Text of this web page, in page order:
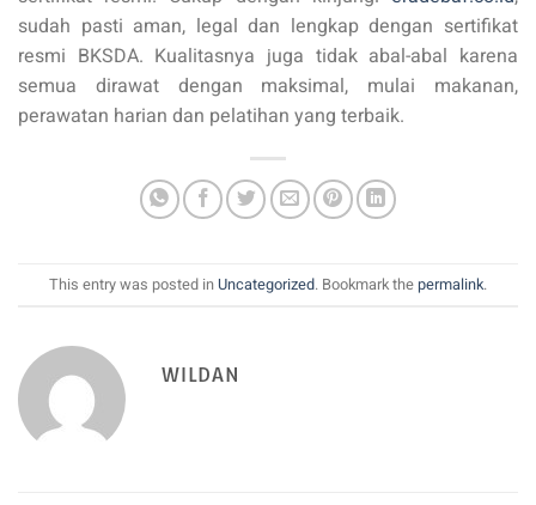
sudah pasti aman, legal dan lengkap dengan sertifikat
resmi BKSDA. Kualitasnya juga tidak abal-abal karena
semua dirawat dengan maksimal, mulai makanan,
perawatan harian dan pelatihan yang terbaik.
This entry was posted inUncategorized. Bookmark thepermalink.
WILDAN